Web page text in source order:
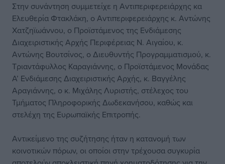
Στην συνάντηση συμμετείχε η Αντιπεριφερειάρχης κα
Ελευθερία Φτακλάκη, ο Αντιπεριφερειάρχης κ. Αντώνης
Χατζηϊωάννου, ο Προϊστάμενος της Ενδιάμεσης
Διαχειριστικής Αρχής Περιφέρειας Ν. Αιγαίου, κ.
Αντώνης Βουτσίνος, ο Διευθυντής Προγραμματισμού, κ.
Τριαντάφυλλος Καραγιάννης, ο Προϊστάμενος Μονάδας
Α’ Ενδιάμεσης Διαχειριστικής Αρχής, κ. Βαγγέλης
Αραγιάννης, ο κ. Μιχάλης Λυριστής, στέλεχος του
Τμήματος Πληροφορικής Δωδεκανήσου, καθώς και
στελέχη της Ευρωπαϊκής Επιτροπής.
Αντικείμενο της συζήτησης ήταν η κατανομή των
κοινοτικών πόρων, οι οποίοι στην τρέχουσα συγκυρία